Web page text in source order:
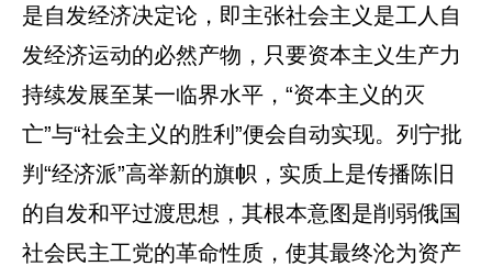
是自发经济决定论，即主张社会主义是工人自
发经济运动的必然产物，只要资本主义生产力
持续发展至某一临界水平，“资本主义的灭
亡”与“社会主义的胜利”便会自动实现。列宁批
判“经济派”高举新的旗帜，实质上是传播陈旧
的自发和平过渡思想，其根本意图是削弱俄国
社会民主工党的革命性质，使其最终沦为资产